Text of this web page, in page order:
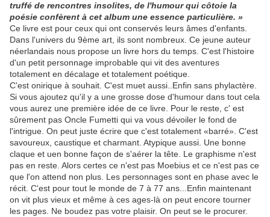
truffé de rencontres insolites, de l'humour qui côtoie la
poésie confèrent à cet album une essence particulière. »
Ce livre est pour ceux qui ont conservés leurs âmes d'enfants.
Dans l'univers du 9ème art, ils sont nombreux. Ce jeune auteur
néerlandais nous propose un livre hors du temps. C'est l'histoire
d'un petit personnage improbable qui vit des aventures
totalement en décalage et totalement poétique.
C'est onirique à souhait. C'est muet aussi..Enfin sans phylactère.
Si vous ajoutez qu'il y a une grosse dose d'humour dans tout cela
vous aurez une première idée de ce livre. Pour le reste, c' est
sûrement pas Oncle Fumetti qui va vous dévoiler le fond de
l'intrigue. On peut juste écrire que c'est totalement «barré». C'est
savoureux, caustique et charmant. Atypique aussi. Une bonne
claque et uen bonne façon de s'aérer la tête. Le graphisme n'est
pas en reste. Alors certes ce n'est pas Moebius et ce n'est pas ce
que l'on attend non plus. Les personnages sont en phase avec le
récit. C'est pour tout le monde de 7 à 77 ans...Enfin maintenant
on vit plus vieux et même à ces ages-là on peut encore tourner
les pages. Ne boudez pas votre plaisir. On peut se le procurer.